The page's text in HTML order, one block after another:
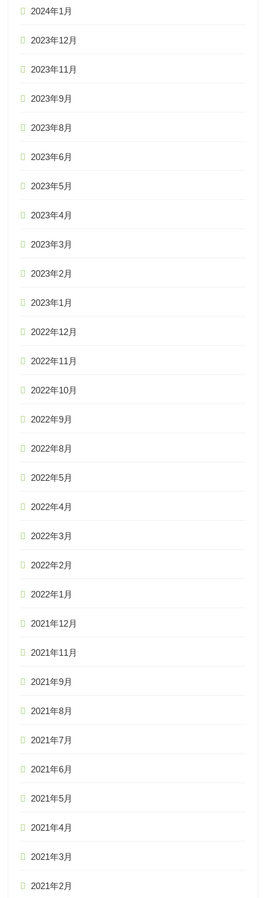
2024年1月
2023年12月
2023年11月
2023年9月
2023年8月
2023年6月
2023年5月
2023年4月
2023年3月
2023年2月
2023年1月
2022年12月
2022年11月
2022年10月
2022年9月
2022年8月
2022年5月
2022年4月
2022年3月
2022年2月
2022年1月
2021年12月
2021年11月
2021年9月
2021年8月
2021年7月
2021年6月
2021年5月
2021年4月
2021年3月
2021年2月